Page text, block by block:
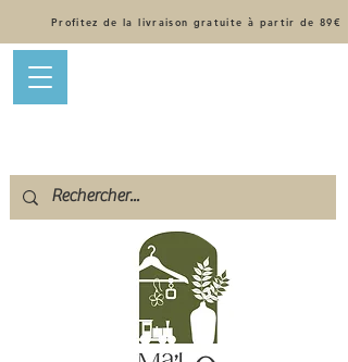
Profitez de la livraison gratuite à partir de 89€